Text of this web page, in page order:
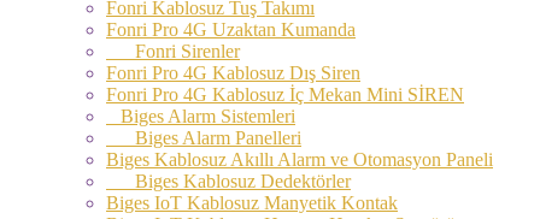
Fonri Kablosuz Tuş Takımı
Fonri Pro 4G Uzaktan Kumanda
Fonri Sirenler
Fonri Pro 4G Kablosuz Dış Siren
Fonri Pro 4G Kablosuz İç Mekan Mini SİREN
Biges Alarm Sistemleri
Biges Alarm Panelleri
Biges Kablosuz Akıllı Alarm ve Otomasyon Paneli
Biges Kablosuz Dedektörler
Biges IoT Kablosuz Manyetik Kontak